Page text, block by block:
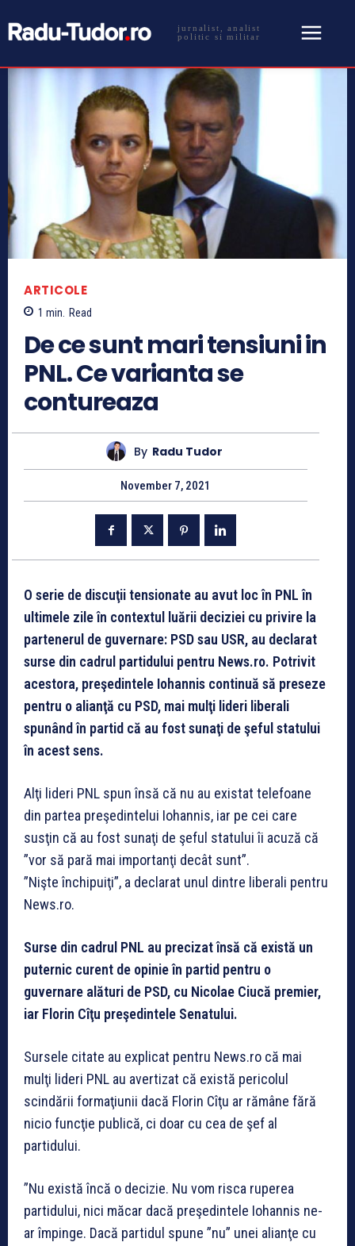
jurnalist, analist
politic si militar
ARTICOLE
1 min. Read
De ce sunt mari tensiuni in
PNL. Ce varianta se
contureaza
By Radu Tudor
November 7, 2021
O serie de discuţii tensionate au avut loc în PNL în
ultimele zile în contextul luării deciziei cu privire la
partenerul de guvernare: PSD sau USR, au declarat
surse din cadrul partidului pentru News.ro. Potrivit
acestora, preşedintele Iohannis continuă să preseze
pentru o alianţă cu PSD, mai mulţi lideri liberali
spunând în partid că au fost sunaţi de şeful statului
în acest sens.
Alţi lideri PNL spun însă că nu au existat telefoane
din partea preşedintelui Iohannis, iar pe cei care
susţin că au fost sunaţi de şeful statului îi acuză că
”vor să pară mai importanţi decât sunt”.
”Nişte închipuiţi”, a declarat unul dintre liberali pentru
News.ro.
Surse din cadrul PNL au precizat însă că există un
puternic curent de opinie în partid pentru o
guvernare alături de PSD, cu Nicolae Ciucă premier,
iar Florin Cîţu preşedintele Senatului.
Sursele citate au explicat pentru News.ro că mai
mulţi lideri PNL au avertizat că există pericolul
scindării formaţiunii dacă Florin Cîţu ar rămâne fără
nicio funcţie publică, ci doar cu cea de şef al
partidului.
”Nu există încă o decizie. Nu vom risca ruperea
partidului, nici măcar dacă preşedintele Iohannis ne-
ar împinge. Dacă partidul spune ”nu” unei alianţe cu